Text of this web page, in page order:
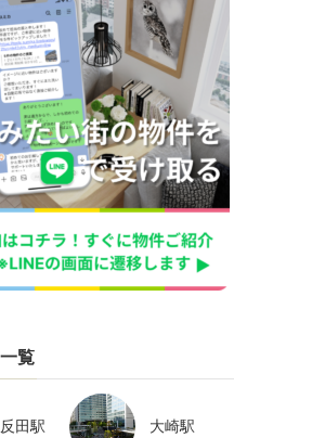
覧
田駅 大崎駅